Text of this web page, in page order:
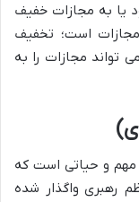
یا به مجازات خفیف
است؛ تخفیف
تواند مجازات را به
مهم و حیاتی است که
رهبری واگذار شده